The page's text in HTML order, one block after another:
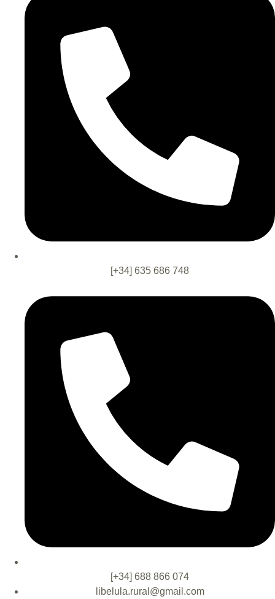
[+34] 635 686 748
[+34] 688 866 074
libelula.rural@gmail.com